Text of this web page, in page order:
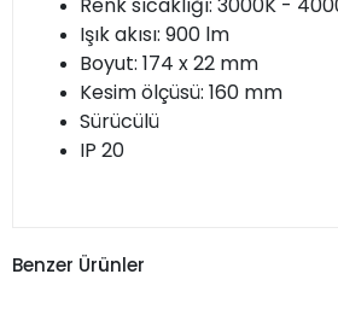
Renk sıcaklığı: 3000K -
Işık akısı: 900 lm
Boyut: 174 x 22 mm
Kesim ölçüsü: 160 mm
Sürücülü
IP 20
Benzer Ürünler